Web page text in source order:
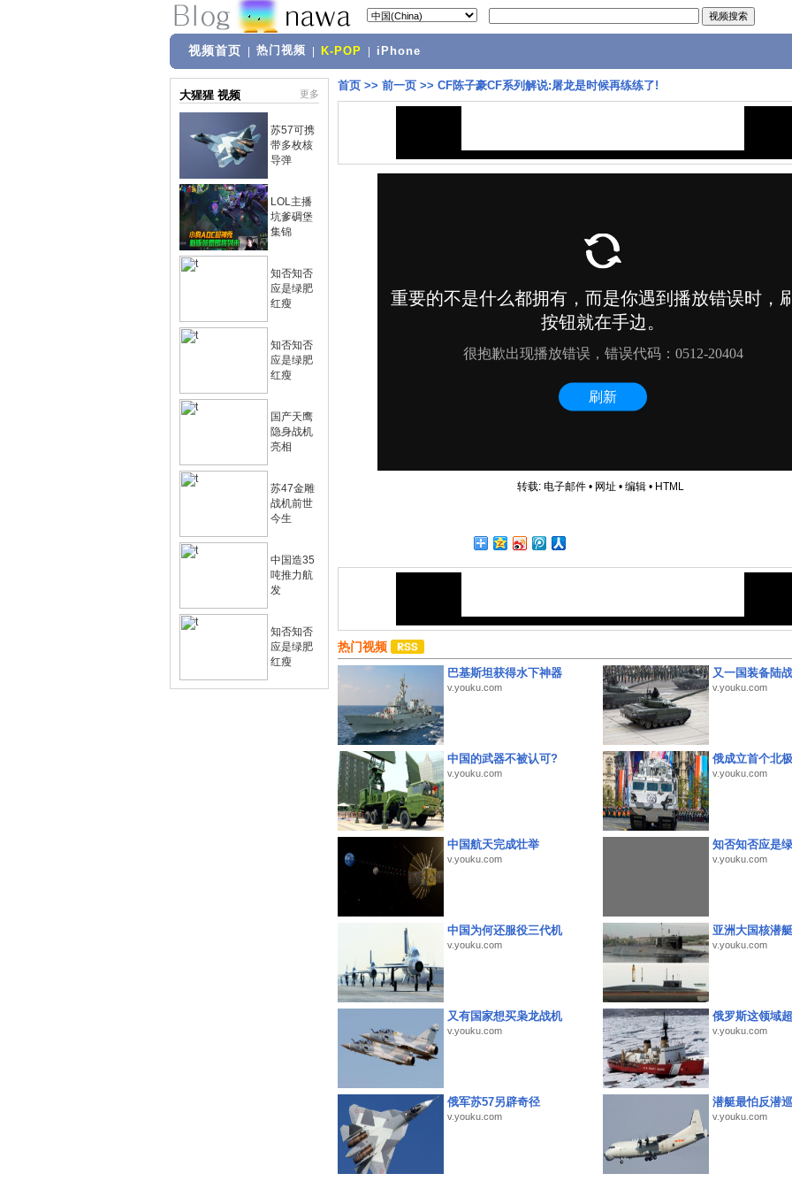
视频首页 热门视频 K-POP iPhone
大猩猩 视频 更多
苏57可携
带多枚核
导弹
LOL主播
坑爹碉堡
集锦
知否知否
应是绿肥
红瘦
知否知否
应是绿肥
红瘦
国产天鹰
隐身战机
亮相
苏47金雕
战机前世
今生
中国造35
吨推力航
发
知否知否
应是绿肥
红瘦
首页 >> 前一页 >> CF陈子豪CF系列解说:屠龙是时候再练练了!
转载: 电子邮件• 网址 • 编辑• HTML
热门视频
巴基斯坦获得水下神器
v.youku.com
又一国装备陆
v.youku.com
中国的武器不被认可?
v.youku.com
俄成立首个北
v.youku.com
中国航天完成壮举
v.youku.com
知否知否应是
v.youku.com
中国为何还服役三代机
v.youku.com
亚洲大国核潜
v.youku.com
又有国家想买枭龙战机
v.youku.com
俄罗斯这领域
v.youku.com
俄军苏57另辟奇径
v.youku.com
潜艇最怕反潜
v.youku.com